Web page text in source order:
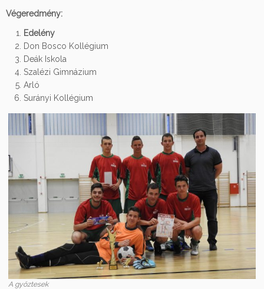
Végeredmény:
Edelény
Don Bosco Kollégium
Deák Iskola
Szalézi Gimnázium
Arló
Surányi Kollégium
A győztesek